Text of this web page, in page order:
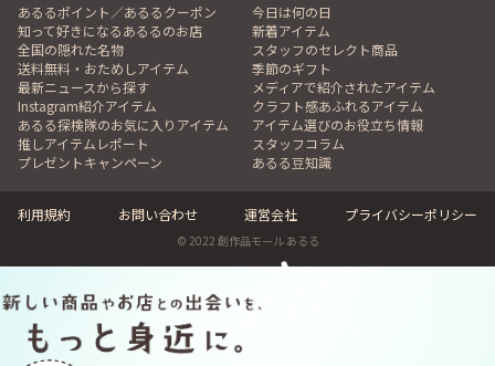
あるるポイント／あるるクーポン
今日は何の日
知って好きになるあるるのお店
新着アイテム
全国の隠れた名物
スタッフのセレクト商品
送料無料・おためしアイテム
季節のギフト
最新ニュースから探す
メディアで紹介されたアイテム
Instagram紹介アイテム
クラフト感あふれるアイテム
あるる探検隊のお気に入りアイテム
アイテム選びのお役立ち情報
推しアイテムレポート
スタッフコラム
プレゼントキャンペーン
あるる豆知識
利用規約 お問い合わせ 運営会社 プライバシーポリシー
© 2022 創作品モール あるる